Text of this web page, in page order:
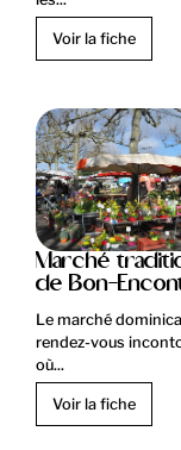
Voir la fiche
Marché
de Bon-
Le marché
rendez-vous
où...
Voir la fiche